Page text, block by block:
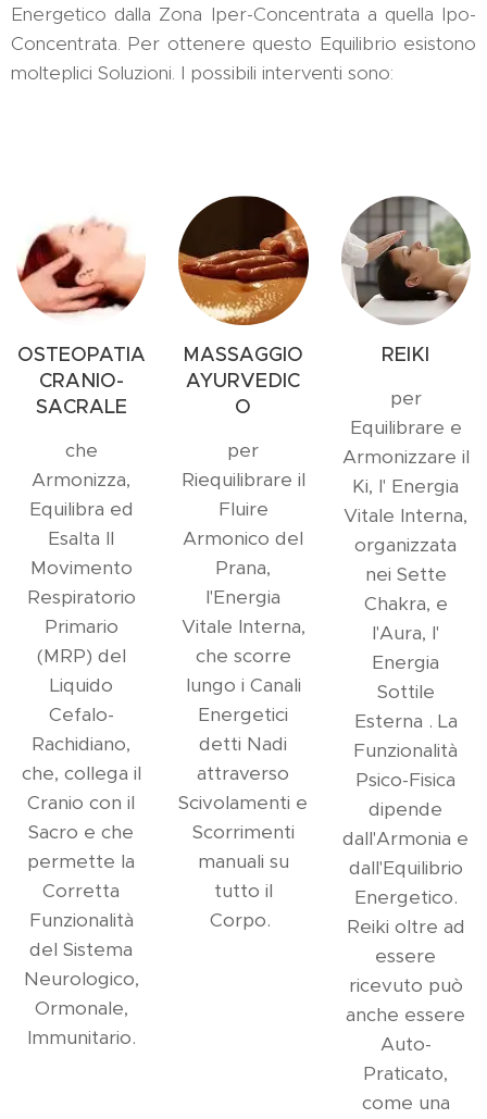
Energetico dalla Zona Iper-Concentrata a quella Ipo-
Concentrata. Per ottenere questo Equilibrio esistono
molteplici Soluzioni. I possibili interventi sono:
OSTEOPATIA
CRANIO-
SACRALE
che
Armonizza,
Equilibra ed
Esalta Il
Movimento
Respiratorio
Primario
(MRP) del
Liquido
Cefalo-
Rachidiano,
che, collega il
Cranio con il
Sacro e che
permette la
Corretta
Funzionalità
del Sistema
Neurologico,
Ormonale,
Immunitario.
MASSAGGIO
AYURVEDIC
O
per
Riequilibrare il
Fluire
Armonico del
Prana,
l'Energia
Vitale Interna,
che scorre
lungo i Canali
Energetici
detti Nadi
attraverso
Scivolamenti e
Scorrimenti
manuali su
tutto il
Corpo.
REIKI
per
Equilibrare e
Armonizzare il
Ki, l' Energia
Vitale Interna,
organizzata
nei Sette
Chakra, e
l'Aura, l'
Energia
Sottile
Esterna . La
Funzionalità
Psico-Fisica
dipende
dall'Armonia e
dall'Equilibrio
Energetico.
Reiki oltre ad
essere
ricevuto può
anche essere
Auto-
Praticato,
come una